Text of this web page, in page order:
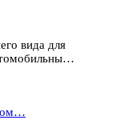
вида для